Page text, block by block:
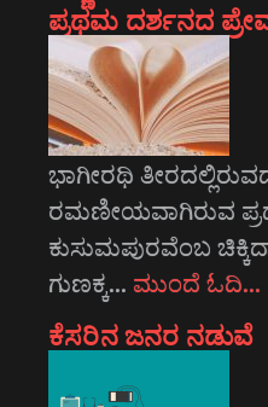
ಪ್ರಥಮ ದರ್ಶನದ
ಭಾಗೀರಥಿ
ರಮಣೀಯವಾಗಿರುವ
ಕುಸುಮಪುರವೆಂಬ
ಗುಣಕ್ಕ… ಮುಂದೆ ಓದಿ…
ಕೆಸರಿನ ಜನರ ನಡುವೆ